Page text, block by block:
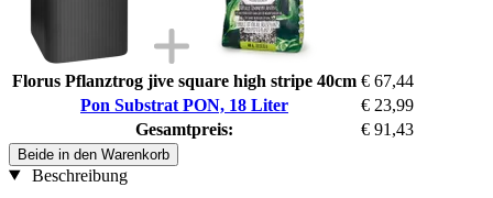
Florus Pflanztrog jive square high stripe 40cm € 67,44
Pon Substrat PON, 18 Liter
€ 23,99
Gesamtpreis:
€ 91,43
Beide in den Warenkorb
Beschreibung